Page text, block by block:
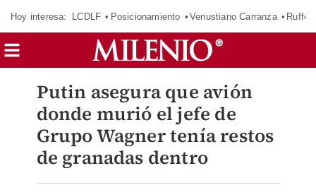
Hoy interesa: LCDLF Posicionamiento Venustiano Carranza Ruffo
Putin asegura que avión
donde murió el jefe de
Grupo Wagner tenía restos
de granadas dentro